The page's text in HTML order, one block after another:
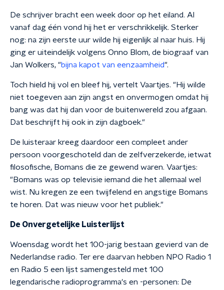
De schrijver bracht een week door op het eiland. Al
vanaf dag één vond hij het er verschrikkelijk. Sterker
nog: na zijn eerste uur wilde hij eigenlijk al naar huis. Hij
ging er uiteindelijk volgens Onno Blom, de biograaf van
Jan Wolkers, "bijna kapot van eenzaamheid".
Toch hield hij vol en bleef hij, vertelt Vaartjes. "Hij wilde
niet toegeven aan zijn angst en onvermogen omdat hij
bang was dat hij dan voor de buitenwereld zou afgaan.
Dat beschrijft hij ook in zijn dagboek."
De luisteraar kreeg daardoor een compleet ander
persoon voorgeschoteld dan de zelfverzekerde, ietwat
filosofische, Bomans die ze gewend waren. Vaartjes:
"Bomans was op televisie iemand die het allemaal wel
wist. Nu kregen ze een twijfelend en angstige Bomans
te horen. Dat was nieuw voor het publiek."
De Onvergetelijke Luisterlijst
Woensdag wordt het 100-jarig bestaan gevierd van de
Nederlandse radio. Ter ere daarvan hebben NPO Radio 1
en Radio 5 een lijst samengesteld met 100
legendarische radioprogramma's en -personen: De